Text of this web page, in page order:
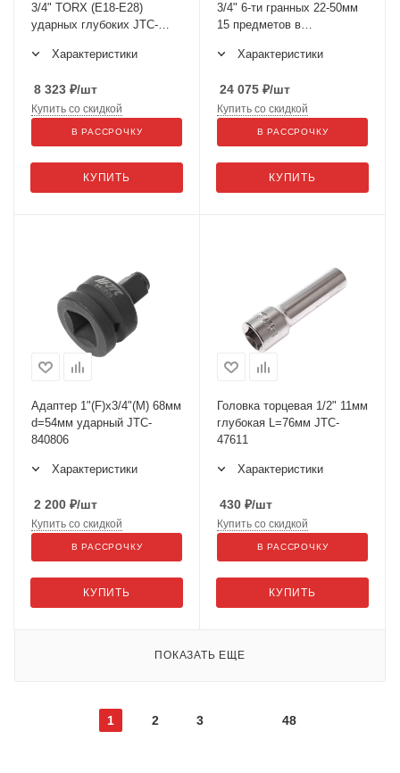
3/4" TORX (E18-E28)
ударных глубоких JTC-
Характеристики
8 323 ₽/шт
КУПИТЬ
Купить со скидкой
В РАССРОЧКУ
3/4" 6-ти гранных 22-50мм
15 предметов в
H615MХарактеристики
24 075 ₽/шт
КУПИТЬ
Купить со скидкой
В РАССРОЧКУ
Адаптер 1"(F)х3/4"(M) 68мм
d=54мм ударный JTC-
840806
Характеристики
2 200 ₽/шт
КУПИТЬ
Купить со скидкой
В РАССРОЧКУ
Головка торцевая 1/2" 11мм
глубокая L=76мм JTC-
47611
Характеристики
430 ₽/шт
КУПИТЬ
Купить со скидкой
В РАССРОЧКУ
ПОКАЗАТЬ ЕЩЕ
1 2 3 48